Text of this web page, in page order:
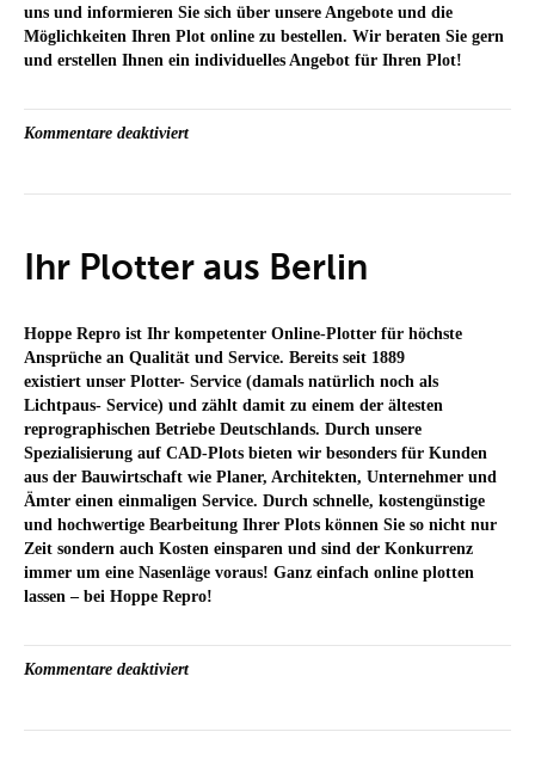
uns und informieren Sie sich über unsere Angebote und die
Möglichkeiten Ihren Plot online zu bestellen. Wir beraten Sie gern
und erstellen Ihnen ein individuelles Angebot für Ihren Plot!
Kommentare deaktiviertfür
Ihr Plotter aus Berlin
Hoppe Repro ist Ihr kompetenter Online-Plotter für höchste
Ansprüche an Qualität und Service. Bereits seit 1889
existiert unser Plotter- Service (damals natürlich noch als
Lichtpaus- Service) und zählt damit zu einem der ältesten
reprographischen Betriebe Deutschlands. Durch unsere
Spezialisierung auf CAD-Plots bieten wir besonders für Kunden
aus der Bauwirtschaft wie Planer, Architekten, Unternehmer und
Ämter einen einmaligen Service. Durch schnelle, kostengünstige
und hochwertige Bearbeitung Ihrer Plots können Sie so nicht nur
Zeit sondern auch Kosten einsparen und sind der Konkurrenz
immer um eine Nasenläge voraus! Ganz einfach online plotten
lassen – bei Hoppe Repro!
Kommentare deaktiviertfür